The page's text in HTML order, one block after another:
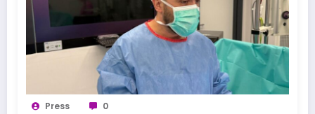
Press 0